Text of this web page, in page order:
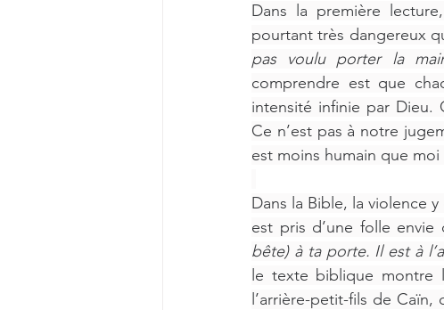
Dans la première
pourtant très dangereux
pas voulu porter la
comprendre est que
intensité infinie par Dieu.
Ce n’est pas à notre
est moins humain que
Dans la Bible, la violence
est pris d’une folle
bête) à ta porte. Il est à
le texte biblique montre
l’arrière-petit-fils de